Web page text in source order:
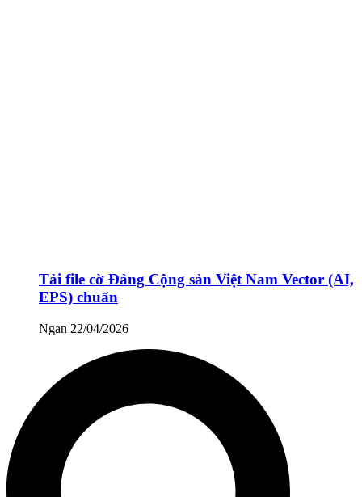
Tải file cờ Đảng Cộng sản Việt Nam Vector (AI,
EPS) chuẩn
Ngan 22/04/2026